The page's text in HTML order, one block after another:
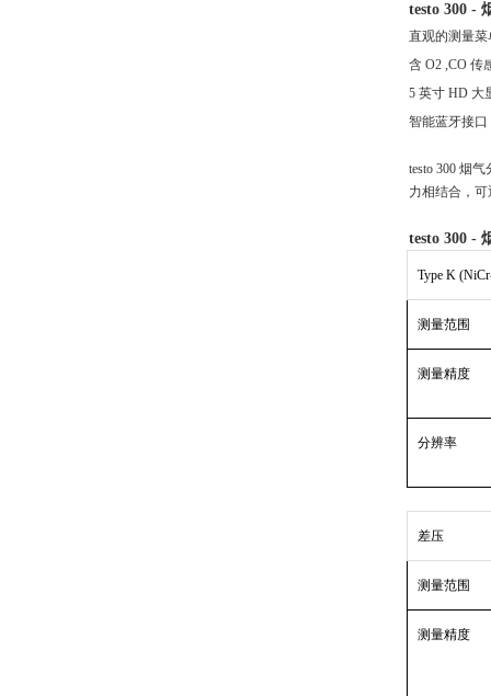
testo 300 -
直观的测量
含O2 ,CO 传
5 英寸 HD
智能蓝牙接
testo 300 烟
力相结合，
testo 300 -
Type K
测量范围
测量精度
分辨率
差压
测量范围
测量精度